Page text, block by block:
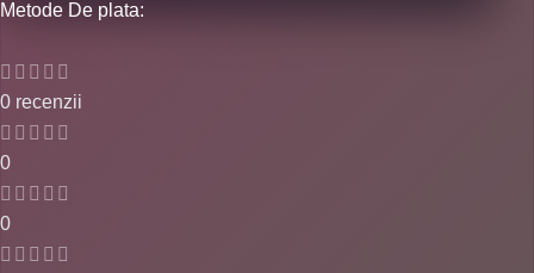
Metode De plata:
0 recenzii
0
0